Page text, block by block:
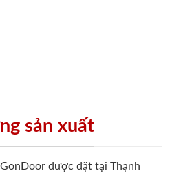
sản xuất
được đặt tại Thạnh